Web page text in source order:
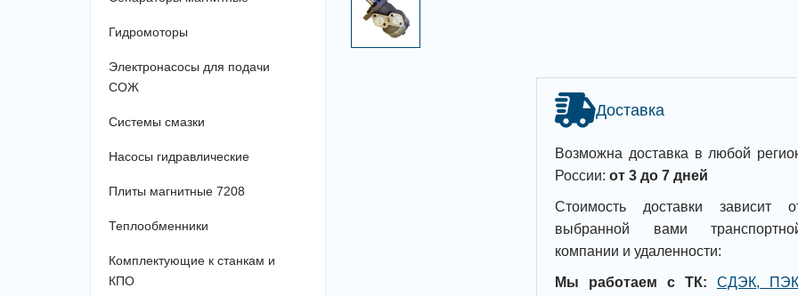
Гидромоторы
Электронасосы для подачи
СОЖ
Системы смазки
Насосы гидравлические
Плиты магнитные 7208
Теплообменники
Комплектующие к станкам и
КПО
Доставка
Возможна доставка в любой
России: от 3 до 7 дней
Стоимость доставки зависит
выбранной вами
компании и удаленности:
Мы работаем с ТК:
СДЭК,